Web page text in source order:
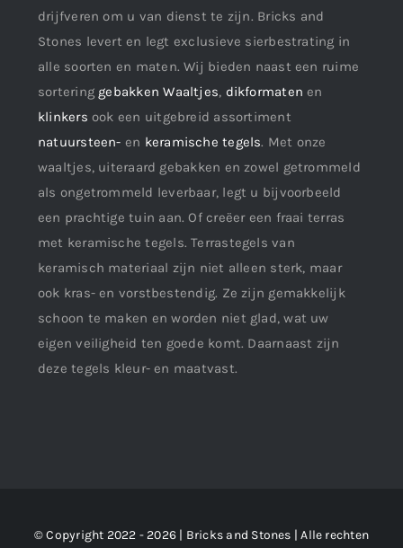
drijfveren om u van dienst te zijn. Bricks and
Stones levert en legt exclusieve sierbestrating in
alle soorten en maten. Wij bieden naast een ruime
sortering gebakken Waaltjes, dikformaten en
klinkers ook een uitgebreid assortiment
natuursteen- en keramische tegels. Met onze
waaltjes, uiteraard gebakken en zowel getrommeld
als ongetrommeld leverbaar, legt u bijvoorbeeld
een prachtige tuin aan. Of creëer een fraai terras
met keramische tegels. Terrastegels van
keramisch materiaal zijn niet alleen sterk, maar
ook kras- en vorstbestendig. Ze zijn gemakkelijk
schoon te maken en worden niet glad, wat uw
eigen veiligheid ten goede komt. Daarnaast zijn
deze tegels kleur- en maatvast.
© Copyright 2022 - 2026 | Bricks and Stones | Alle rechten